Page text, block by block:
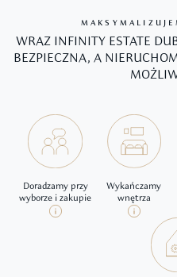
WRAZ INFINITY ESTATE
BEZPIECZNA, A
Doradzamy przy
wyborze i zakupie
Wykańczamy
wnętrza